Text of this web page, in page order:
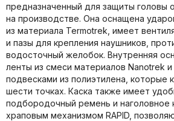
предназначенный для защиты головы
на производстве. Она оснащена
из материала Termotrek, имеет
и пазы для крепления наушников,
водосточный желобок. Внутренняя
ленты из смеси материалов Nanotrek
подвесками из полиэтилена, которые
шести точках. Каска также имеет
подбородочный ремень и наголовное
храповым механизмом RAPID,